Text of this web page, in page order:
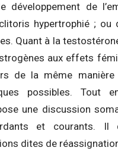
développement de
hypertrophié ;
Quant à la
aux effets
de la même manière
possibles.
une discussion
et courants. Il
dites de